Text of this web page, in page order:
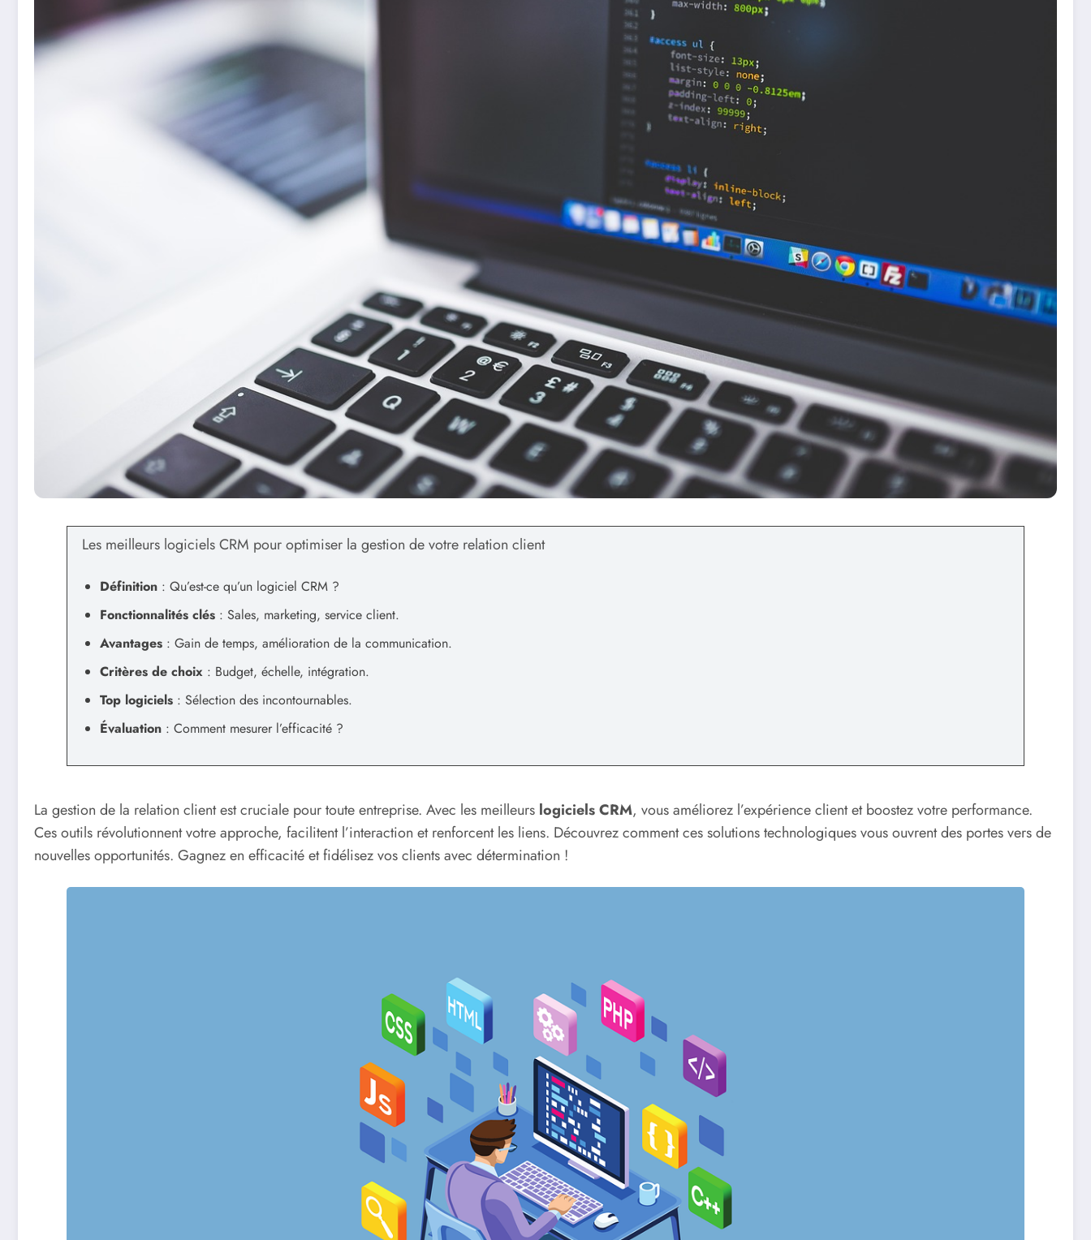
Les meilleurs logiciels CRM pour optimiser la gestion de votre relation client
Définition : Qu’est-ce qu’un logiciel CRM ?
Fonctionnalités clés : Sales, marketing, service client.
Avantages : Gain de temps, amélioration de la communication.
Critères de choix : Budget, échelle, intégration.
Top logiciels : Sélection des incontournables.
Évaluation : Comment mesurer l’efficacité ?
La gestion de la relation client est cruciale pour toute entreprise. Avec les meilleurs logiciels CRM, vous améliorez l’expérience client et boostez votre performance.
Ces outils révolutionnent votre approche, facilitent l’interaction et renforcent les liens. Découvrez comment ces solutions technologiques vous ouvrent des portes vers de
nouvelles opportunités. Gagnez en efficacité et fidélisez vos clients avec détermination !